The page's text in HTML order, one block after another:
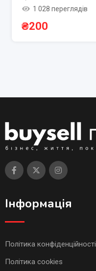
1 028 переглядів
₴200
Інформація
Політика конфіденційності
Політика cookies